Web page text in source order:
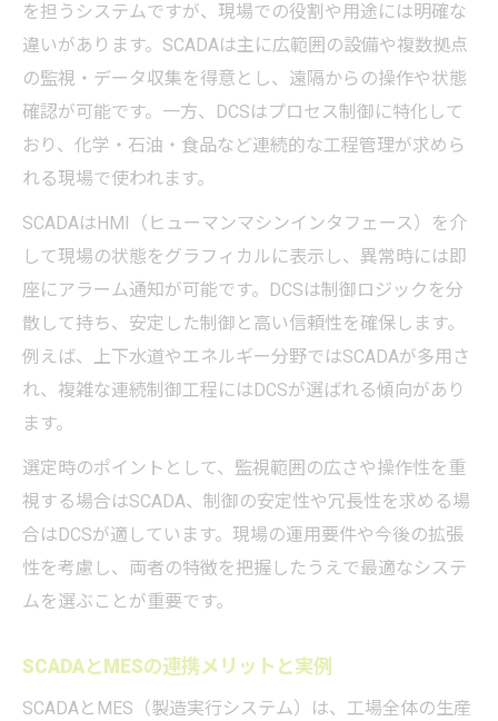
を担うシステムですが、現場での役割や用途には明確な
違いがあります。SCADAは主に広範囲の設備や複数拠点
の監視・データ収集を得意とし、遠隔からの操作や状態
確認が可能です。一方、DCSはプロセス制御に特化して
おり、化学・石油・食品など連続的な工程管理が求めら
れる現場で使われます。
SCADAはHMI（ヒューマンマシンインタフェース）を介
して現場の状態をグラフィカルに表示し、異常時には即
座にアラーム通知が可能です。DCSは制御ロジックを分
散して持ち、安定した制御と高い信頼性を確保します。
例えば、上下水道やエネルギー分野ではSCADAが多用さ
れ、複雑な連続制御工程にはDCSが選ばれる傾向があり
ます。
選定時のポイントとして、監視範囲の広さや操作性を重
視する場合はSCADA、制御の安定性や冗長性を求める場
合はDCSが適しています。現場の運用要件や今後の拡張
性を考慮し、両者の特徴を把握したうえで最適なシステ
ムを選ぶことが重要です。
SCADAとMESの連携メリットと実例
SCADAとMES（製造実行システム）は、工場全体の生産